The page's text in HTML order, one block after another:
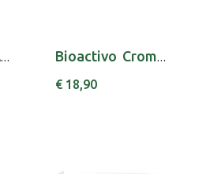
UROPROST CAPS X30 GLUTAMINA [PA] LICOPENO [PA... Bioactivo Cromio Compx60 x 60 comp rev
€ 18,90